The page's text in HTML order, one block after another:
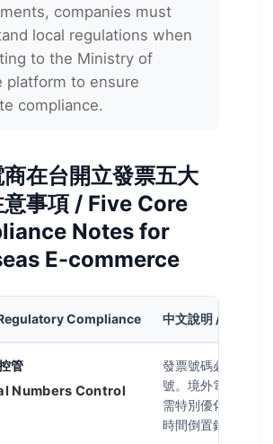
companies must
local regulations when
to the Ministry of
platform to ensure
compliance.
在台開立發票五大
意事項 / Five Core
Notes for
E-commerce
Compliance 中文說明 /
管
Numbers Control
發票號碼必須嚴格
號。境外電商多採
需特別優化配號邏
時間倒置錯誤。